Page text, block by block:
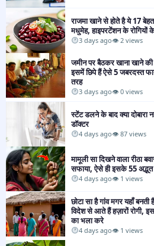
​​राजमा खाने से होते है ये 17
3 days ago👁 2 views
जमीन पर बैठकर खाना खाने
इसमें छिपे हैं ऐसे 5 जबरदस्त
तरह
3 days ago👁 0 views
स्टेंट डलने के बाद क्या दोबारा
डॉक्टर​
4 days ago👁 87 views
मामूली सा दिखने वाला रीठा
सफाया, ऐसे ही इसके 55
4 days ago👁 1 views
छोटा सा है गांव मगर यहाँ
विदेश से आते हैं हज़ारों रोगी,
का भला करे
4 days ago👁 1 views